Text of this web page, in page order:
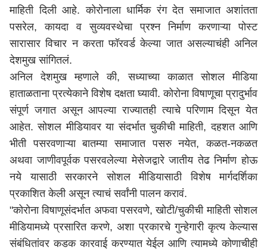
माहिती दिली आहे. कोरोनाला धार्मिक रंग देत समाजात अशांतता
पसरेल, कायदा व सुव्यवस्थेचा प्रश्न निर्माण करणाऱ्या पोस्ट
सारासार विचार न करता फॉरवर्ड केल्या जात असल्याचंही अनिल
देशमुख सांगितलं.
अनिल देशमुख म्हणाले की, सध्याच्या काळात सोशल मीडिया
हाताळताना प्रत्येकाने विशेष दक्षता घ्यावी. कोरोना विषाणूचा प्रादुर्भाव
संपूर्ण जगात असून आपल्या राज्यातही त्याचे परिणाम दिसून येत
आहेत. सोशल मीडियावर या संदर्भात चुकीची माहिती, दहशत आणि
भीती पसरवणाऱ्या बातम्या समाजात पसरु नयेत, कळत-नकळत
अथवा जाणीवपूर्वक पसरवलेल्या मेसेजद्वारे जातीय तेढ निर्माण होऊ
नये यासाठी सरकारने सोशल मीडियासाठी विशेष मार्गदर्शिका
प्रकाशित केली असून त्याचं सर्वांनी पालन करावं.
"कोरोना विषाणूसंदर्भात अफवा पसरवणे, खोटी/चुकीची माहिती सोशल
मीडियामध्ये प्रसारित करणे, अशा प्रकारचे गुन्हेगारी कृत्य केल्यास
संबंधितांवर कडक कारवाई करण्यात येईल आणि त्यामध्ये कोणाचीही